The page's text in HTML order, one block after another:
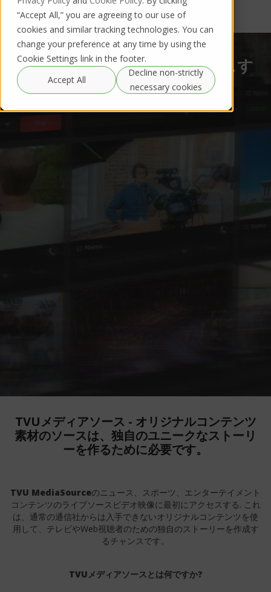
“Accept All,” you are agreeing to our use of
cookies and similar tracking technologies. You can
change your preference at any time by using the
Cookie Settings link in the footer.
Accept All
Decline non-strictly
necessary cookies
ライブビデオソースにアクセスす
る
TVUメディアソース - オリジナルコンテンツ
素材のソースは、独自のユニークなストーリ
ーを作るために必要です。
TVU MediaSourceのニュース、スポーツ、エンターテイメント
コンテンツのライブソースビデオ映像に最初にアクセスする. これ
は、通常の通信社からは入手できないオリジナルコンテンツを使
用して、テレビやWeb視聴者のための独自のストーリーを作成す
るチャンスです。
TVUメディアソースとは何ですか?